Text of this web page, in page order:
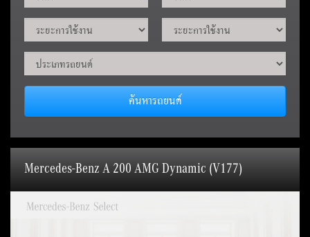
ค้นหารถยนต์
Mercedes-Benz A 200 AMG Dynamic (V177)